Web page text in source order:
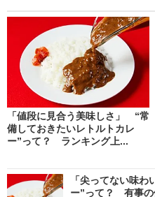
「値段に見合う美味しさ」 “常
備しておきたいレトルトカレ
ー”って？ ランキング上...
「尖ってない味
ー”って？ 有事の